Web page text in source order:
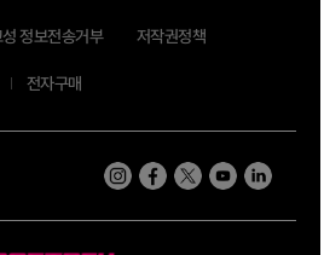
정보전송거부 저작권정책
전자구매